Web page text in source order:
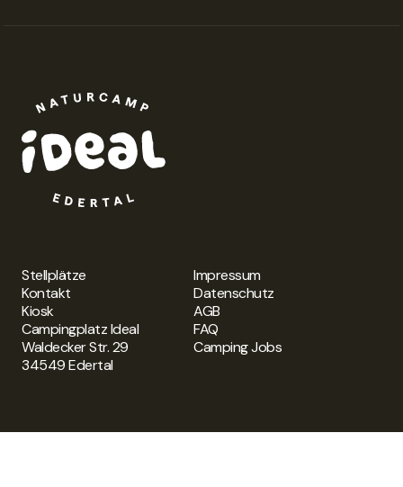
Stellplätze
Kontakt
Kiosk
Campingplatz Ideal
Waldecker Str. 29
34549 Edertal
Impressum
Datenschutz
AGB
FAQ
Camping Jobs